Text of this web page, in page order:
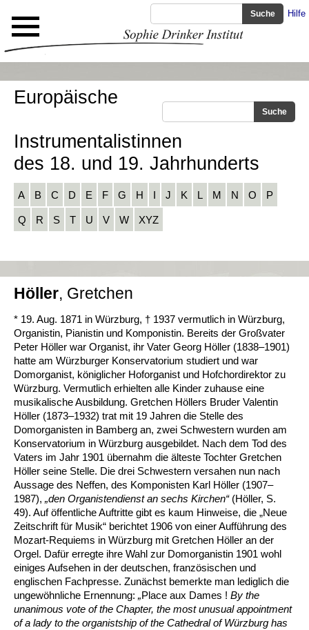
Hilfe
Europäische
Instrumentalistinnen
des 18. und 19. Jahrhunderts
A B C D E F G H I J K L M N O P
Q R S T U V W XYZ
Höller, Gretchen
* 19. Aug. 1871 in Würzburg, † 1937 vermutlich in Würzburg,
Organistin, Pianistin und Komponistin. Bereits der Großvater
Peter Höller war Organist, ihr Vater Georg Höller (1838–1901)
hatte am Würzburger Konservatorium studiert und war
Domorganist, königlicher Hoforganist und Hofchordirektor zu
Würzburg. Vermutlich erhielten alle Kinder zuhause eine
musikalische Ausbildung. Gretchen Höllers Bruder Valentin
Höller (1873–1932) trat mit 19 Jahren die Stelle des
Domorganisten in Bamberg an, zwei Schwestern wurden am
Konservatorium in Würzburg ausgebildet. Nach dem Tod des
Vaters im Jahr 1901 übernahm die älteste Tochter Gretchen
Höller seine Stelle. Die drei Schwestern versahen nun nach
Aussage des Neffen, des Komponisten Karl Höller (1907–
1987), „den Organistendienst an sechs Kirchen“(Höller, S.
49). Auf öffentliche Auftritte gibt es kaum Hinweise, die „Neue
Zeitschrift für Musik“ berichtet 1906 von einer Aufführung des
Mozart-Requiems in Würzburg mit Gretchen Höller an der
Orgel. Dafür erregte ihre Wahl zur Domorganistin 1901 wohl
einiges Aufsehen in der deutschen, französischen und
englischen Fachpresse. Zunächst bemerkte man lediglich die
ungewöhnliche Ernennung: „Place aux Dames ! By the
unanimous vote of the Chapter, the most unusual appointment
of a lady to the organistship of the Cathedral of Würzburg has